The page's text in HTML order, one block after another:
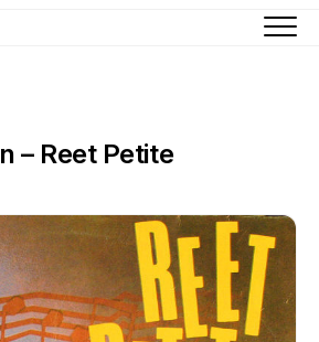
– Reet Petite